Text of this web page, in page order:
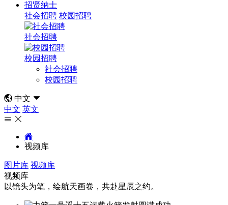
招贤纳士
社会招聘 校园招聘
社会招聘
校园招聘
社会招聘
校园招聘
 中文 
中文 英文
 

视频库
图片库 视频库
视频库
以镜头为笔，绘航天画卷，共赴星辰之约。